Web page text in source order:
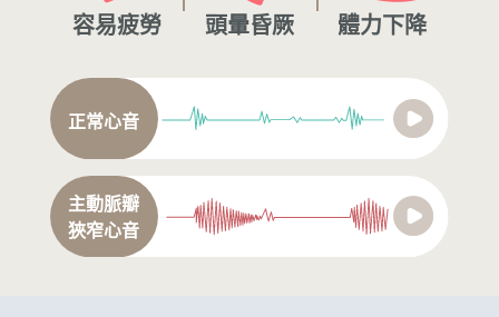
容易疲勞 頭暈昏厥 體力下降
正常心音
主動脈瓣
狹窄心音